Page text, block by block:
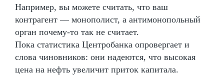
Например, вы можете считать, что ваш
контрагент — монополист, а антимонопольный
орган почему-то так не считает.
Пока статистика Центробанка опровергает и
слова чиновников: они надеются, что высокая
цена на нефть увеличит приток капитала.